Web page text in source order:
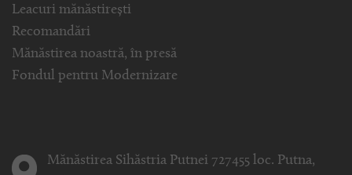
Leacuri mănăstirești
Recomandări
Mănăstirea noastră, în presă
Fondul pentru Modernizare
Mănăstirea Sihăstria Putnei 727455 loc. Putna,